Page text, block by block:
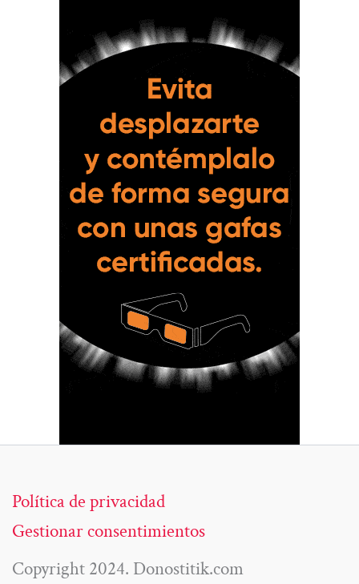
Política de privacidad
Gestionar consentimientos
Copyright 2024. Donostitik.com